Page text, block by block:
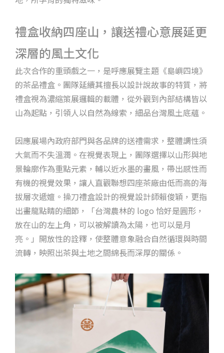
禮盒收納四座山，讓送禮心意展延更
深層的風土文化
此次合作的重頭戲之一，是呼應展覽主題《島嶼四境》
的茶品禮盒。團隊延續其擅長以設計說故事的特質，將
禮盒視為濃縮策展邏輯的載體，從外觀到內部結構皆以
山為起點，引領人以自然為線索，細品台灣風土底蘊。
因應展場內政府部門與各品牌的送禮需求，整體調性須
大氣而不失溫潤。在視覺表現上，團隊選擇以山形與地
景輪廓作為重點元素，輔以近水墨的畫風，帶出感性而
有機的視覺效果，讓人直觀聯想四座茶廠由低而高的海
拔層次遞嬗。操刀禮盒設計的視覺設計師賴俊穎，更指
出畫龍點睛的細節，「台灣農林的 logo 恰好是圓形，
放在山的左上角，可以被解讀為太陽，也可以是月
亮。」開放性的詮釋，使整體意象融合自然循環與時間
流轉，映照出茶與土地之間綿長而深厚的關係。